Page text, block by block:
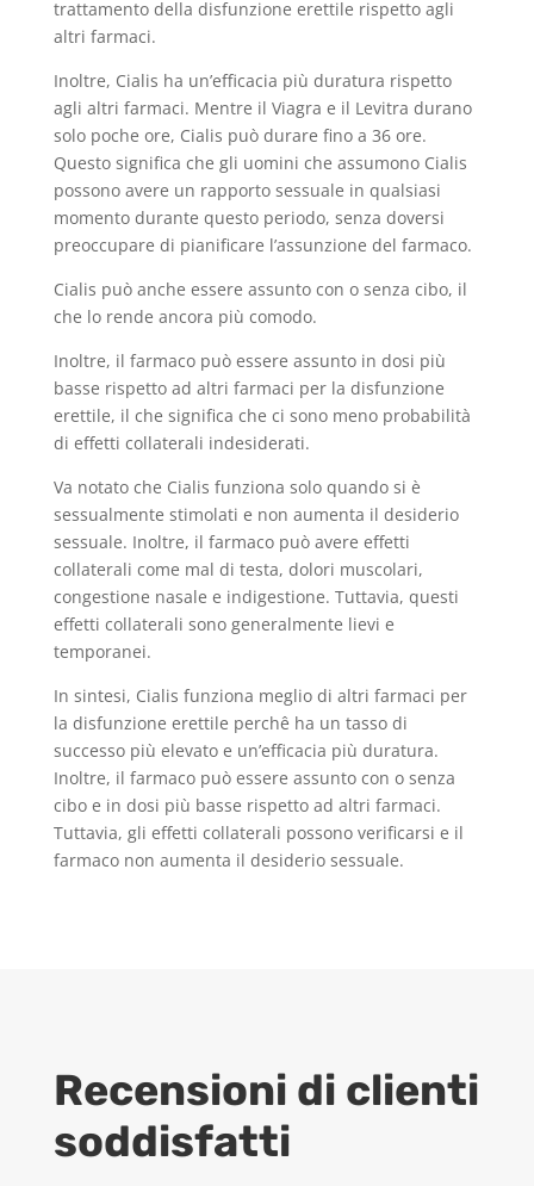
trattamento della disfunzione erettile rispetto agli
altri farmaci.
Inoltre, Cialis ha un’efficacia più duratura rispetto
agli altri farmaci. Mentre il Viagra e il Levitra durano
solo poche ore, Cialis può durare fino a 36 ore.
Questo significa che gli uomini che assumono Cialis
possono avere un rapporto sessuale in qualsiasi
momento durante questo periodo, senza doversi
preoccupare di pianificare l’assunzione del farmaco.
Cialis può anche essere assunto con o senza cibo, il
che lo rende ancora più comodo.
Inoltre, il farmaco può essere assunto in dosi più
basse rispetto ad altri farmaci per la disfunzione
erettile, il che significa che ci sono meno probabilità
di effetti collaterali indesiderati.
Va notato che Cialis funziona solo quando si è
sessualmente stimolati e non aumenta il desiderio
sessuale. Inoltre, il farmaco può avere effetti
collaterali come mal di testa, dolori muscolari,
congestione nasale e indigestione. Tuttavia, questi
effetti collaterali sono generalmente lievi e
temporanei.
In sintesi, Cialis funziona meglio di altri farmaci per
la disfunzione erettile perchê ha un tasso di
successo più elevato e un’efficacia più duratura.
Inoltre, il farmaco può essere assunto con o senza
cibo e in dosi più basse rispetto ad altri farmaci.
Tuttavia, gli effetti collaterali possono verificarsi e il
farmaco non aumenta il desiderio sessuale.
Recensioni di clienti
soddisfatti